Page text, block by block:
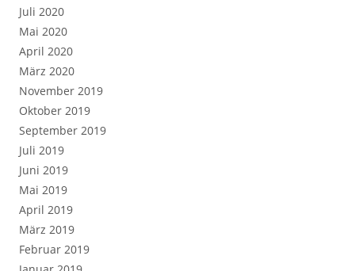
Juli 2020
Mai 2020
April 2020
März 2020
November 2019
Oktober 2019
September 2019
Juli 2019
Juni 2019
Mai 2019
April 2019
März 2019
Februar 2019